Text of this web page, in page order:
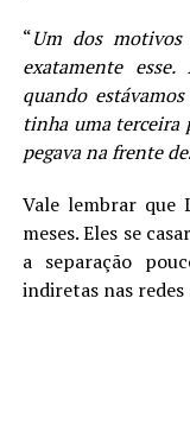
“Um dos
exatamente
quando
tinha uma terceira
pegava na frente
Vale lembrar que
meses. Eles se
a separação
indiretas nas redes